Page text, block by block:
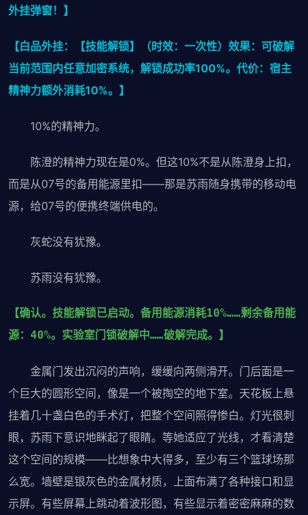
外挂弹窗！】
【白品外挂：【技能解锁】（时效：一次性）效果：可破解
当前范围内任意加密系统，解锁成功率100%。代价：宿主
精神力额外消耗10%。】
10%的精神力。
陈澄的精神力现在是0%。但这10%不是从陈澄身上扣，
而是从07号的备用能源里扣——那是苏雨随身携带的移动电
源，给07号的便携终端供电的。
灰蛇没有犹豫。
苏雨没有犹豫。
【确认。技能解锁已启动。备用能源消耗10%……剩余备用能
源：40%。实验室门锁破解中……破解完成。】
金属门发出沉闷的声响，缓缓向两侧滑开。门后面是一
个巨大的圆形空间，像是一个被掏空的地下室。天花板上悬
挂着几十盏白色的手术灯，把整个空间照得惨白。灯光很刺
眼，苏雨下意识地眯起了眼睛。等她适应了光线，才看清楚
这个空间的规模——比想象中大得多，至少有三个篮球场那
么宽。墙壁是银灰色的金属材质，上面布满了各种接口和显
示屏。有些屏幕上跳动着波形图，有些显示着密密麻麻的数